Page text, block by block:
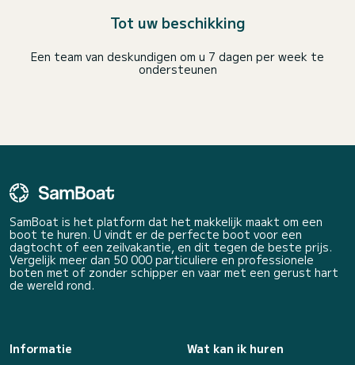
Tot uw beschikking
Een team van deskundigen om u 7 dagen per week te
ondersteunen
SamBoat is het platform dat het makkelijk maakt om een
boot te huren. U vindt er de perfecte boot voor een
dagtocht of een zeilvakantie, en dit tegen de beste prijs.
Vergelijk meer dan 50 000 particuliere en professionele
boten met of zonder schipper en vaar met een gerust hart
de wereld rond.
Informatie
Wat kan ik huren